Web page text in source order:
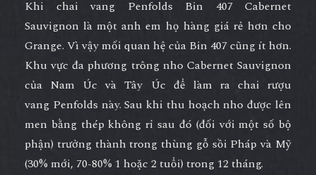
Khi chai vang Penfolds Bin 407 Cabernet
Sauvignon là một anh em họ hàng giá rẻ hơn cho
Grange. Vì vậy mối quan hệ của Bin 407 cũng ít hơn.
Khu vực đa phương trông nho Cabernet Sauvignon
của Nam Úc và Tây Úc để làm ra chai rượu
vang Penfolds này. Sau khi thu hoạch nho được lên
men bằng thép không rỉ sau đó (đối với một số bộ
phận) trưởng thành trong thùng gỗ sồi Pháp và Mỹ
(30% mới, 70-80% 1 hoặc 2 tuổi) trong 12 tháng.